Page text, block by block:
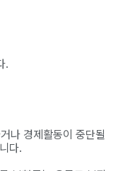
.
나 경제활동이 중단될
다.